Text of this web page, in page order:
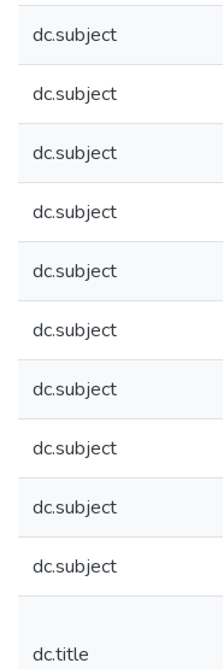
dc.subject
dc.subject
dc.subject
dc.subject
dc.subject
dc.subject
dc.subject
dc.subject
dc.subject
dc.subject
dc.title